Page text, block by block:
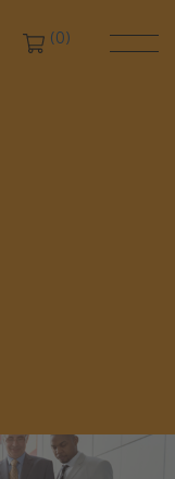
(0)